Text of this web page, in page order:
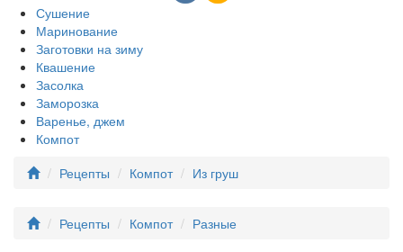
Сушение
Маринование
Заготовки на зиму
Квашение
Засолка
Заморозка
Варенье, джем
Компот
Рецепты
Компот Из груш
Рецепты Компот Разные